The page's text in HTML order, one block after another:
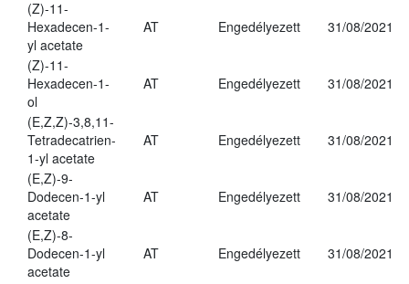
(Z)-11-
Hexadecen-1-
yl acetate
AT Engedélyezett 31/08/2021
(Z)-11-
Hexadecen-1-
ol
AT Engedélyezett 31/08/2021
(E,Z,Z)-3,8,11-
Tetradecatrien-
1-yl acetate
AT Engedélyezett 31/08/2021
(E,Z)-9-
Dodecen-1-yl
acetate
AT Engedélyezett 31/08/2021
(E,Z)-8-
Dodecen-1-yl
acetate
AT Engedélyezett 31/08/2021